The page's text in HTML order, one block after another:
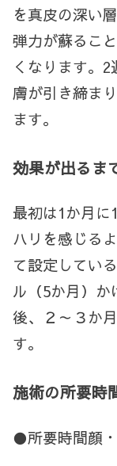
を真皮の深い
弾力が蘇るこ
くなります。
膚が引き締ま
ます。
効果が出るま
最初は1か月に
ハリを感じる
て設定してい
ル（5か月）か
後、２～３か
す。
施術の所要時
●所要時間顔